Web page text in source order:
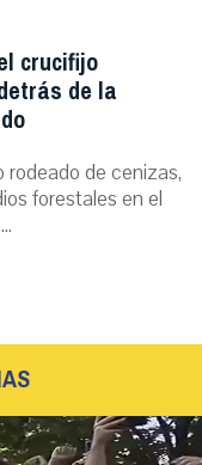
crucifijo
de la
de cenizas,
forestales en el